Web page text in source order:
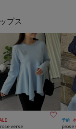
プス

verse
予約
prose